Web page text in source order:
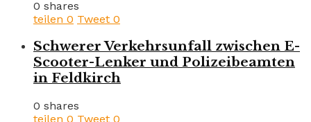
0 shares
teilen 0 Tweet 0
Schwerer Verkehrsunfall zwischen E-
Scooter-Lenker und Polizeibeamten
in Feldkirch
0 shares
teilen 0 Tweet 0